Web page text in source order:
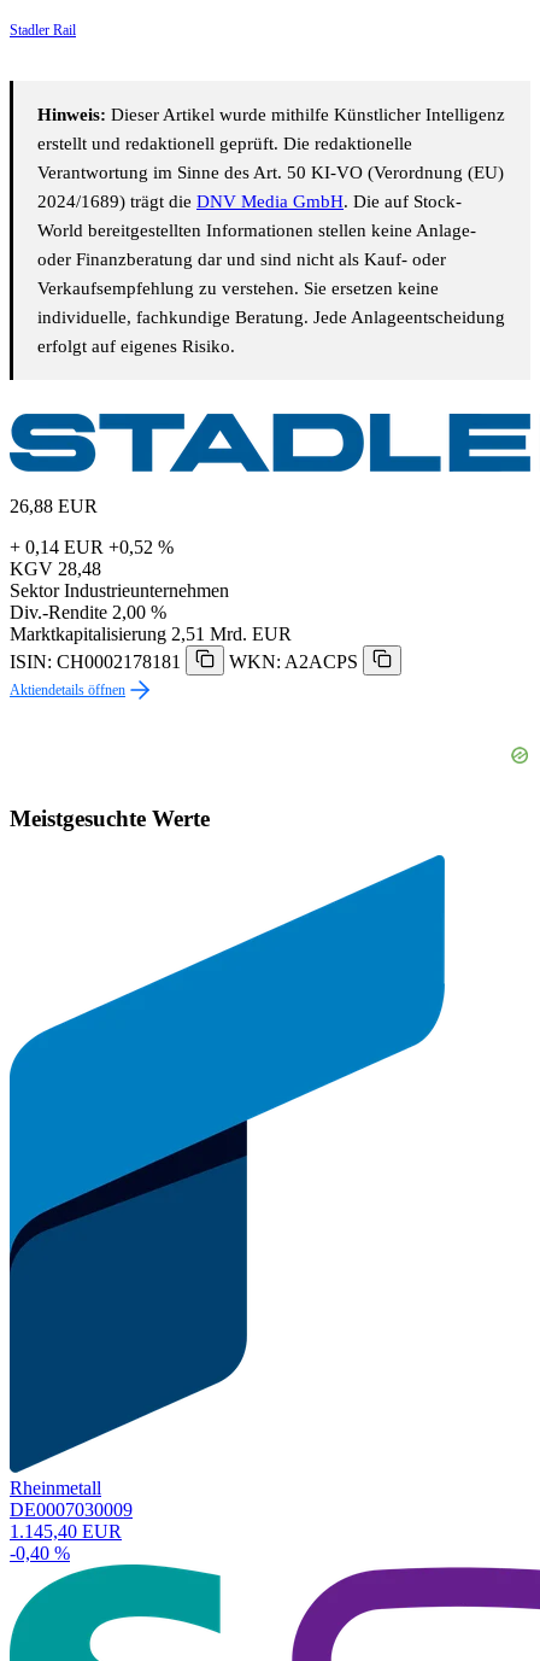
Stadler Rail
Hinweis: Dieser Artikel wurde mithilfe Künstlicher Intelligenz
erstellt und redaktionell geprüft. Die redaktionelle
Verantwortung im Sinne des Art. 50 KI-VO (Verordnung (EU)
2024/1689) trägt die DNV Media GmbH. Die auf Stock-
World bereitgestellten Informationen stellen keine Anlage-
oder Finanzberatung dar und sind nicht als Kauf- oder
Verkaufsempfehlung zu verstehen. Sie ersetzen keine
individuelle, fachkundige Beratung. Jede Anlageentscheidung
erfolgt auf eigenes Risiko.
26,88 EUR
+ 0,14 EUR +0,52 %
KGV 28,48
Sektor Industrieunternehmen
Div.-Rendite 2,00 %
Marktkapitalisierung 2,51 Mrd. EUR
ISIN: CH0002178181
WKN: A2ACPS
Aktiendetails öffnen
Meistgesuchte Werte
Rheinmetall
DE0007030009
1.145,40 EUR
-0,40 %